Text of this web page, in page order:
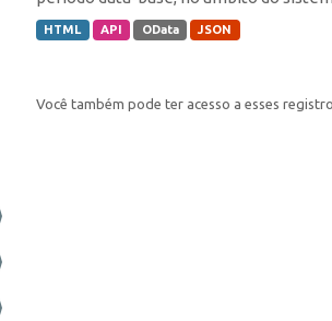
HTML API OData JSON
Você também pode ter acesso a esses